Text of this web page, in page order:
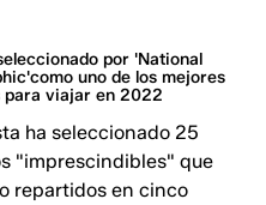
por 'National
uno de los mejores
para viajar en 2022
ha seleccionado 25
"imprescindibles" que
repartidos en cinco